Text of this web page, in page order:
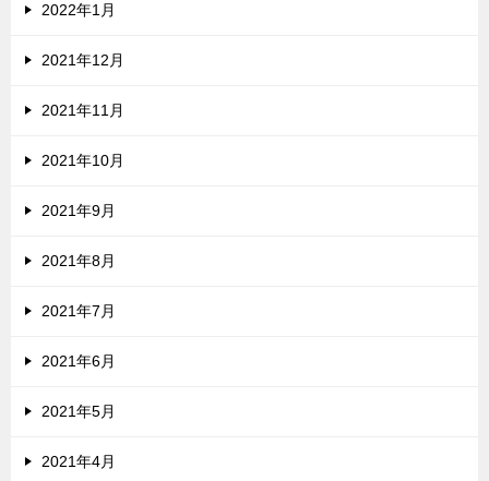
2022年1月
2021年12月
2021年11月
2021年10月
2021年9月
2021年8月
2021年7月
2021年6月
2021年5月
2021年4月